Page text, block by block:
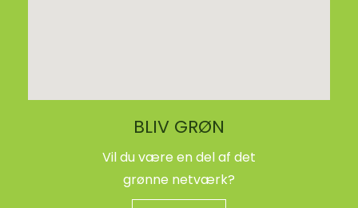
BLIV GRØN
Vil du være en del af det
grønne netværk?